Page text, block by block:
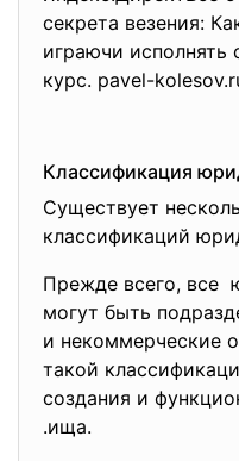
секрета везения:
играючи
курс. pavel-
Классификация
Существует
классификаций
Прежде всего, все
могут быть
и некоммерческие
такой
создания и
.ища.